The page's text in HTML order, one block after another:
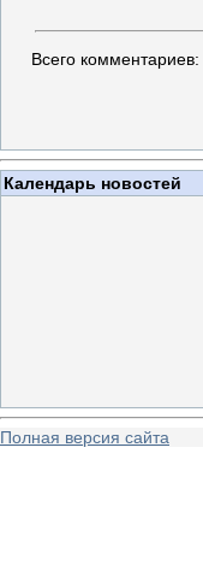
Всего комментариев:
Календарь новостей
Полная версия сайта